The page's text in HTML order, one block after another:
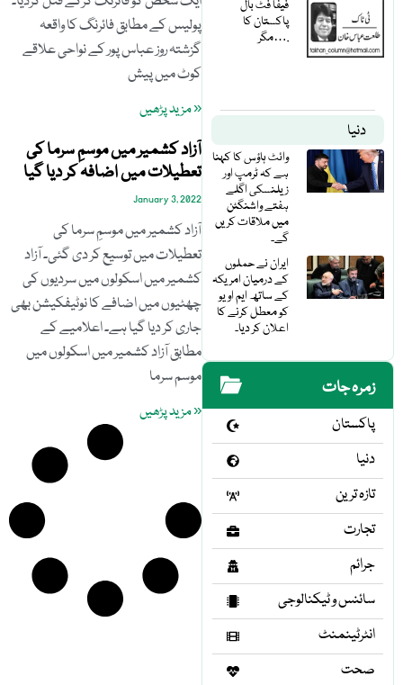
فیفا فٹ بال
پاکستان کا
مگر….
دنیا
وائٹ ہاؤس کا کہنا
ہے کہ ٹرمپ اور
زیلنسکی اگلے
ہفتے واشنگٹن
میں ملاقات کریں
گے۔
ایران نے حملوں
کے درمیان امریکہ
کے ساتھ ایم او یو
کو معطل کرنے کا
اعلان کر دیا۔
زمرہ جات
پاکستان
دنیا
تازہ ترین
تجارت
جرائم
سائنس و ٹیکنالوجی
انٹرٹینمنٹ
صحت
پولیس کے مطابق فائرنگ کا واقعہ
گزشتہ روز عباس پور کے نواحی علاقے
کوٹ میں پیش
« مزید پڑھیں
آزاد کشمیر میں موسمِ سرما کی
تعطیلات میں اضافہ کر دیا گیا
January 3, 2022
آزاد کشمیر میں موسمِ سرما کی
تعطیلات میں توسیع کر دی گئی۔ آزاد
کشمیر میں اسکولوں میں سردیوں کی
چھٹیوں میں اضافے کا نوٹیفکیشن بھی
جاری کر دیا گیا ہے۔ اعلامیے کے
مطابق آزاد کشمیر میں اسکولوں میں
موسم سرما
« مزید پڑھیں